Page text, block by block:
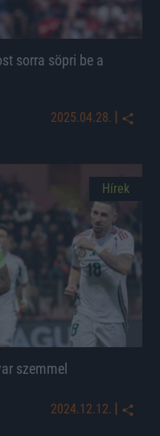
sorra söpri be a
2025.04.28. |
Hírek
szemmel
2024.12.12. |